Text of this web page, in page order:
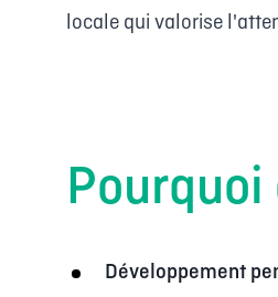
locale qui valorise
Développement